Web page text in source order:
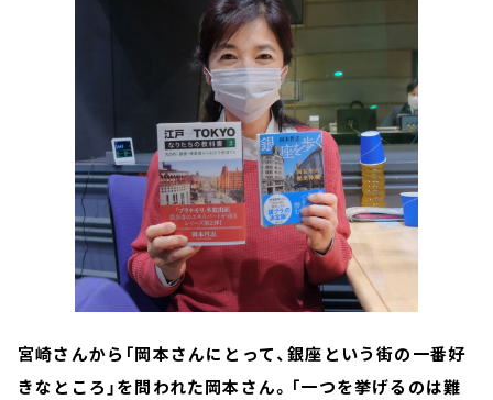
宮崎さんから「岡本さんにとって、銀座という街の一番好
きなところ」を問われた岡本さん。「一つを挙げるのは難